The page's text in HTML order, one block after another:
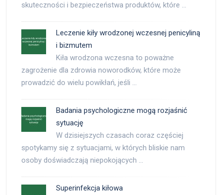
skuteczności i bezpieczeństwa produktów, które …
Leczenie kiły wrodzonej wczesnej penicyliną
i bizmutem
Kiła wrodzona wczesna to poważne
zagrożenie dla zdrowia noworodków, które może
prowadzić do wielu powikłań, jeśli …
Badania psychologiczne mogą rozjaśnić
sytuację
W dzisiejszych czasach coraz częściej
spotykamy się z sytuacjami, w których bliskie nam
osoby doświadczają niepokojących …
Superinfekcja kiłowa